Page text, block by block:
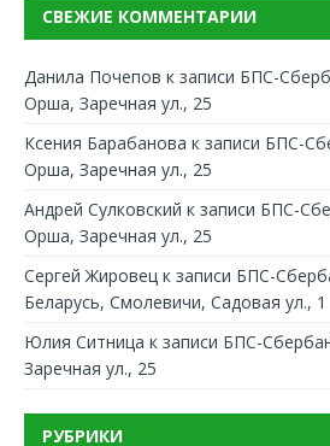
СВЕЖИЕ КОММЕНТАРИИ
Данила Почепов к записи БПС-
Орша, Заречная ул., 25
Ксения Барабанова к записи БПС-
Орша, Заречная ул., 25
Андрей Сулковский к записи БПС-
Орша, Заречная ул., 25
Сергей Жировец к записи БПС-
Беларусь, Смолевичи, Садовая ул., 1
Юлия Ситница к записи БПС-
Заречная ул., 25
РУБРИКИ